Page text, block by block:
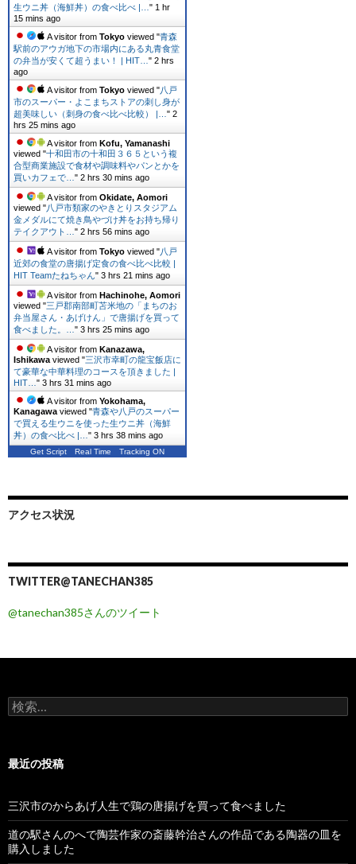
生ウニ丼（海鮮丼）の食べ比べ |… " 1 hr
15 mins ago
A visitor from Tokyo viewed "青森
駅前のアウガ地下の市場内にある丸青食堂
の弁当が安くて超うまい！ | HIT… " 2 hrs 1
min ago
A visitor from Tokyo viewed "八戸
市のスーパー・よこまちストアの刺し身が
超美味しい（刺身の食べ比べ比較） |… " 2
hrs 25 mins ago
A visitor from Kofu, Yamanashi
viewed "十和田市の十和田３６５という複
合型商業施設で食材や調味料やパンとかを
買いカフェで… " 2 hrs 30 mins ago
A visitor from Okidate, Aomori
viewed "八戸市類家のやきとりスタジアム
金メダルにて焼き鳥やづけ丼をお持ち帰り
テイクアウト… " 2 hrs 56 mins ago
A visitor from Tokyo viewed "八戸
近郊の食堂の唐揚げ定食の食べ比べ比較 |
HIT Teamたねちゃん" 3 hrs 21 mins ago
A visitor from Hachinohe, Aomori
viewed "三戸郡南部町苫米地の「まちのお
弁当屋さん・あげけん」で唐揚げを買って
食べました。… " 3 hrs 25 mins ago
A visitor from Kanazawa,
Ishikawa viewed "三沢市幸町の龍宝飯店に
て豪華な中華料理のコースを頂きました |
HIT… " 3 hrs 31 mins ago
A visitor from Yokohama,
Kanagawa viewed "青森や八戸のスーパー
で買える生ウニを使った生ウニ丼（海鮮
丼）の食べ比べ |… " 3 hrs 38 mins ago
Get Script Real Time Tracking ON
アクセス状況
TWITTER@TANECHAN385
@tanechan385さんのツイート
検
索
最近の投稿
三沢市のからあげ人生で鶏の唐揚げを買って食べました
道の駅さんのへで陶芸作家の斎藤幹治さんの作品である陶器の皿を
購入しました